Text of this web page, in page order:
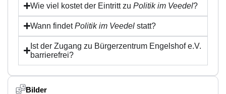
Wie viel kostet der Eintritt zuPolitik im Veedel?
Wann findetPolitik im Veedel statt?
Ist der Zugang zu Bürgerzentrum Engelshof e.V.
barrierefrei?
Bilder